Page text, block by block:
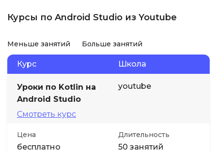
Курсы по Android Studio из Youtube
Меньше занятий Больше занятий
Курс Школа
Уроки по Kotlin на
Android Studio
Смотреть курс
youtube
Цена
бесплатно
Длительность
50 занятий